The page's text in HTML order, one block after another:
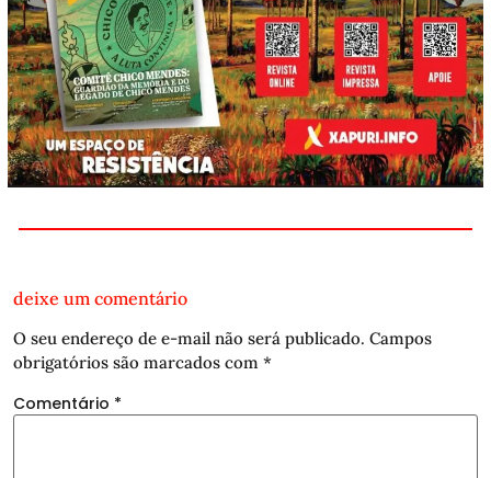
deixe um comentário
O seu endereço de e-mail não será publicado. Campos
obrigatórios são marcados com *
Comentário *